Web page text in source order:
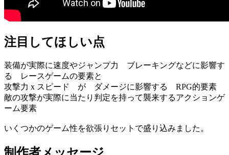
注目してほしい点
装備が実際に速度やジャンプ力 ブレーキングなどに影響す
る レースゲームの要素と
攻撃力 x スピード が ダメージに影響する RPG的要素
敵の攻撃が実際に当たり判定を持って襲来するアクションゲ
ーム要素
いくつかのゲーム性を欲張りセットで盛り込みました。